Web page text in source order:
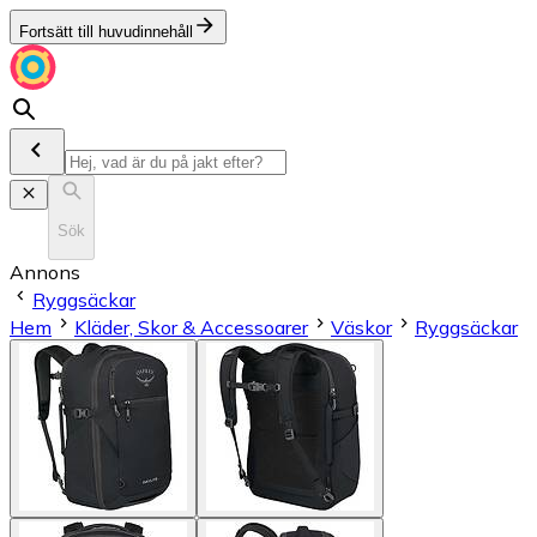
Fortsätt till huvudinnehåll
Sök
Annons
Ryggsäckar
Hem
Kläder, Skor & Accessoarer Väskor Ryggsäckar